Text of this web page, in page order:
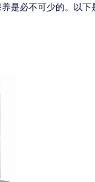
是必不可少的。以